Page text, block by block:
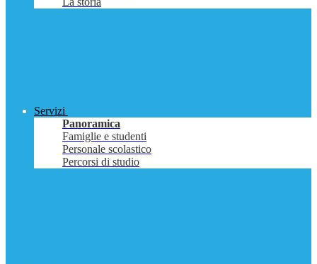
Servizi
Panoramica
Famiglie e studenti
Personale scolastico
Percorsi di studio